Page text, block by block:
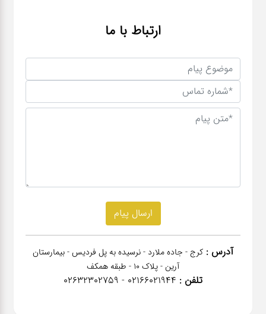
ارتباط با ما
آدرس : کرج - جاده ملارد - نرسیده به پل فردیس - بیمارستان
آرین - پلاک 10 - طبقه همکف
تلفن : 02166021944 - 02632302759